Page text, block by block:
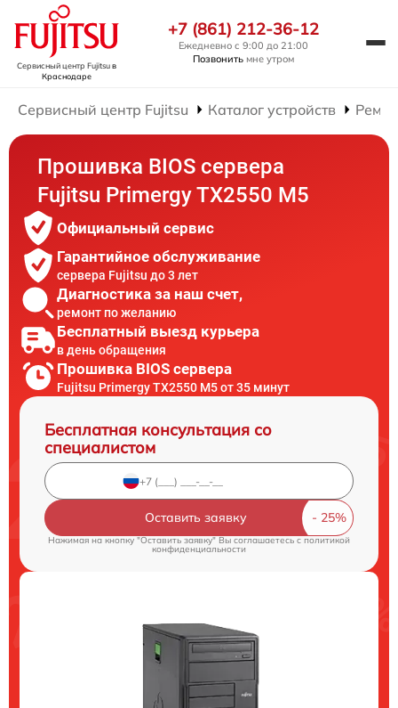
Сервисный центр Fujitsuв
Краснодаре
+7 (861) 212-36-12
Ежедневно с 9:00 до 21:00
Позвонить мне утром
Сервисный центр Fujitsu Каталог устройств
Прошивка BIOS сервера
Fujitsu Primergy TX2550 M5
Официальный сервис
Гарантийное обслуживание
сервера Fujitsu до 3 лет
Диагностика за наш счет,
ремонт по желанию
Бесплатный выезд курьера
в день обращения
Прошивка BIOS сервера
Fujitsu Primergy TX2550 M5 от 35 минут
Бесплатная консультация со
специалистом
Оставить заявку
Нажимая на кнопку "Оставить заявку" Вы соглашаетесь cполитикой
конфиденциальности